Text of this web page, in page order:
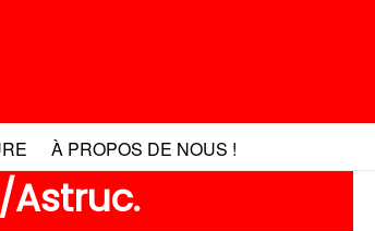
À PROPOS DE NOUS !